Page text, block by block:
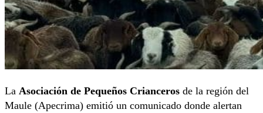
La Asociación de Pequeños Crianceros de la región del
Maule (Apecrima) emitió un comunicado donde alertan